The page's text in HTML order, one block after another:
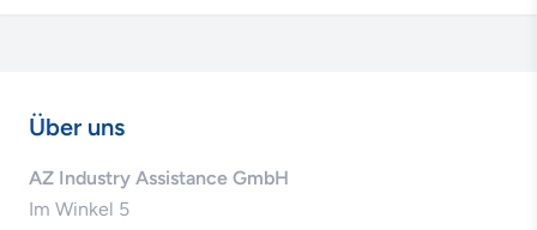
Über uns
AZ Industry Assistance GmbH
Im Winkel 5